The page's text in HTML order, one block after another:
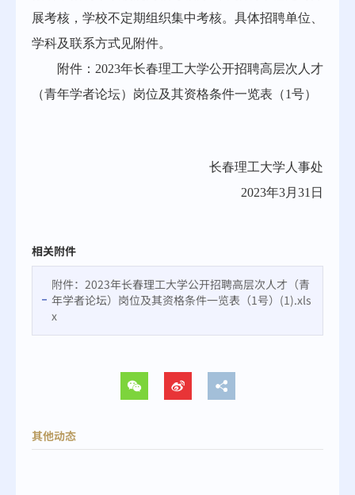
展考核，学校不定期组织集中考核。具体招聘单位、
学科及联系方式见附件。
附件：2023年长春理工大学公开招聘高层次人才
（青年学者论坛）岗位及其资格条件一览表（1号）
长春理工大学人事处
2023年3月31日
相关附件
附件：2023年长春理工大学公开招聘高层次人才（青
年学者论坛）岗位及其资格条件一览表（1号）(1).xls
x
其他动态